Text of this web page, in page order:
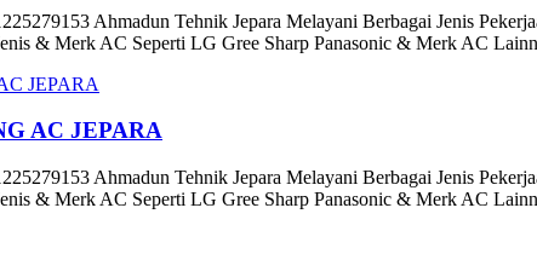
Ahmadun Tehnik Jepara Melayani Berbagai Jenis
& Merk AC Seperti LG Gree Sharp Panasonic & Merk AC
AC JEPARA
Ahmadun Tehnik Jepara Melayani Berbagai Jenis
& Merk AC Seperti LG Gree Sharp Panasonic & Merk AC